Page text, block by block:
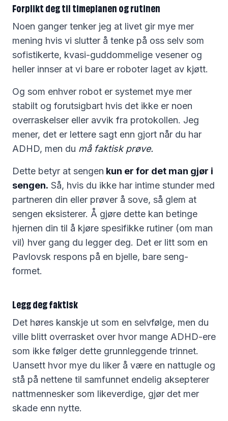
Forplikt deg til timeplanen og rutinen
Noen ganger tenker jeg at livet gir mye mer
mening hvis vi slutter å tenke på oss selv som
sofistikerte, kvasi-guddommelige vesener og
heller innser at vi bare er roboter laget av kjøtt.
Og som enhver robot er systemet mye mer
stabilt og forutsigbart hvis det ikke er noen
overraskelser eller avvik fra protokollen. Jeg
mener, det er lettere sagt enn gjort når du har
ADHD, men du må faktisk prøve.
Dette betyr at sengen kun er for det man gjør i
sengen. Så, hvis du ikke har intime stunder med
partneren din eller prøver å sove, så glem at
sengen eksisterer. Å gjøre dette kan betinge
hjernen din til å kjøre spesifikke rutiner (om man
vil) hver gang du legger deg. Det er litt som en
Pavlovsk respons på en bjelle, bare seng-
formet.
Legg deg faktisk
Det høres kanskje ut som en selvfølge, men du
ville blitt overrasket over hvor mange ADHD-ere
som ikke følger dette grunnleggende trinnet.
Uansett hvor mye du liker å være en nattugle og
stå på nettene til samfunnet endelig aksepterer
nattmennesker som likeverdige, gjør det mer
skade enn nytte.